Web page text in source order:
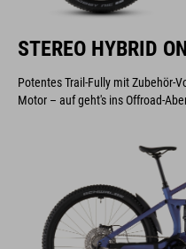
STEREO HYBRID
Potentes Trail-Fully mit Zubehör-
Motor – auf geht's ins Offroad-